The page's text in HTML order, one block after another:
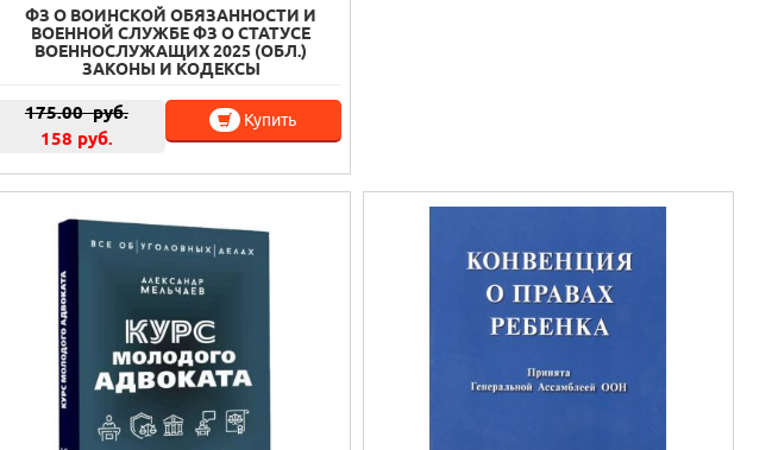
ФЗ О ВОИНСКОЙ ОБЯЗАННОСТИ И
ВОЕННОЙ СЛУЖБЕ ФЗ О СТАТУСЕ
ВОЕННОСЛУЖАЩИХ 2025 (ОБЛ.)
ЗАКОНЫ И КОДЕКСЫ
175.00руб.
158 руб.
Купить